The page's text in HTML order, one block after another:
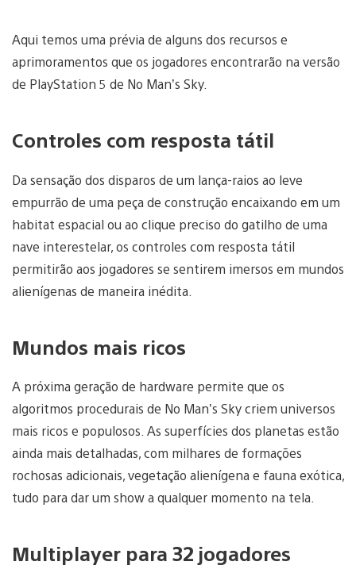
Aqui temos uma prévia de alguns dos recursos e
aprimoramentos que os jogadores encontrarão na versão
de PlayStation 5 de No Man’s Sky.
Controles com resposta tátil
Da sensação dos disparos de um lança-raios ao leve
empurrão de uma peça de construção encaixando em um
habitat espacial ou ao clique preciso do gatilho de uma
nave interestelar, os controles com resposta tátil
permitirão aos jogadores se sentirem imersos em mundos
alienígenas de maneira inédita.
Mundos mais ricos
A próxima geração de hardware permite que os
algoritmos procedurais de No Man’s Sky criem universos
mais ricos e populosos. As superfícies dos planetas estão
ainda mais detalhadas, com milhares de formações
rochosas adicionais, vegetação alienígena e fauna exótica,
tudo para dar um show a qualquer momento na tela.
Multiplayer para 32 jogadores